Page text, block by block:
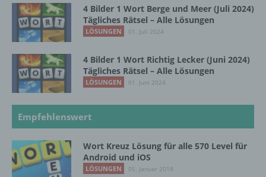
4 Bilder 1 Wort Berge und Meer (Juli 2024)
Tägliches Rätsel – Alle Lösungen
LÖSUNGEN 01. Juli 2024
4 Bilder 1 Wort Richtig Lecker (Juni 2024)
Tägliches Rätsel – Alle Lösungen
LÖSUNGEN 01. Juni 2024
Empfehlenswert
Wort Kreuz Lösung für alle 570 Level für
Android und iOS
LÖSUNGEN 05. Januar 2018
Informationen nicht mehr einer spezifischen
betroffenen Person zugeordnet werden
können, sofern diese zusätzlichen
Informationen gesondert aufbewahrt werden
und technischen und organisatorischen
Maßnahmen unterliegen, die gewährleisten,
dass die personenbezogenen Daten nicht
einer identifizierten oder identifizierbaren
g) Verantwortlicher oder für die Verarbeitung
Verantwortlicher